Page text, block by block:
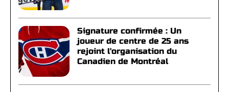
Signature confirmée : Un
joueur de centre de 25 ans
rejoint l'organisation du
Canadien de Montréal